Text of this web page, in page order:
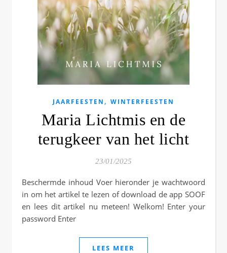
JAARFEESTEN , WINTERFEESTEN
Maria Lichtmis en de
terugkeer van het licht
23/01/2025
Beschermde inhoud Voer hieronder je wachtwoord
in om het artikel te lezen of download de app SOOF
en lees dit artikel nu meteen! Welkom! Enter your
password Enter
LEES MEER